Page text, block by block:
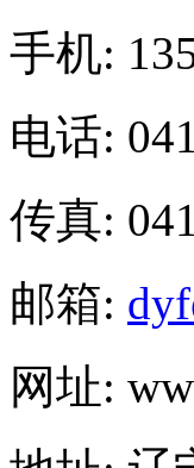
手机:
电话:
传真:
邮箱:
网址: